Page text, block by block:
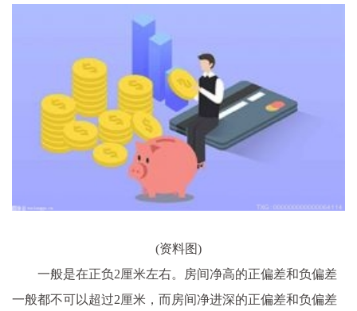
(资料图)
一般是在正负2厘米左右。房间净高的正偏差和负偏差
一般都不可以超过2厘米，而房间净进深的正偏差和负偏差